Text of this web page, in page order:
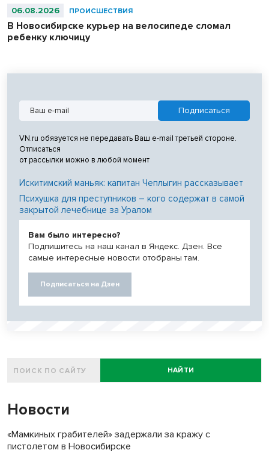
06.08.2026 ПРОИСШЕСТВИЯ
В Новосибирске курьер на велосипеде сломал
ребенку ключицу
VN.ru обязуется не передавать Ваш e-mail третьей стороне.
Отписаться
от рассылки можно в любой момент
Искитимский маньяк: капитан Чеплыгин рассказывает
Психушка для преступников – кого содержат в самой
закрытой лечебнице за Уралом
Вам было интересно?
Подпишитесь на наш канал в Яндекс. Дзен. Все
самые интересные новости отобраны там.
Подписаться на Дзен
НАЙТИ
Новости
«Мамкиных грабителей» задержали за кражу с
пистолетом в Новосибирске